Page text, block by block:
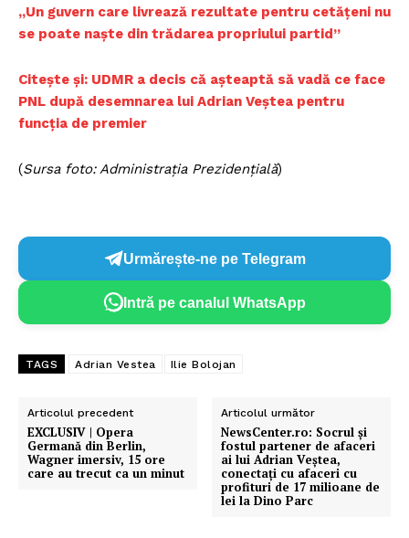
„Un guvern care livrează rezultate pentru cetățeni nu
se poate naște din trădarea propriului partid”
Citește și: UDMR a decis că așteaptă să vadă ce face
PNL după desemnarea lui Adrian Veștea pentru
funcția de premier
(Sursa foto: Administrația Prezidențială)
Urmărește-ne pe Telegram
Intră pe canalul WhatsApp
TAGS Adrian Vestea Ilie Bolojan
Articolul precedent
EXCLUSIV | Opera
Germană din Berlin,
Wagner imersiv, 15 ore
care au trecut ca un minut
Articolul următor
NewsCenter.ro: Socrul și
fostul partener de afaceri
ai lui Adrian Veștea,
conectați cu afaceri cu
profituri de 17 milioane de
lei la Dino Parc